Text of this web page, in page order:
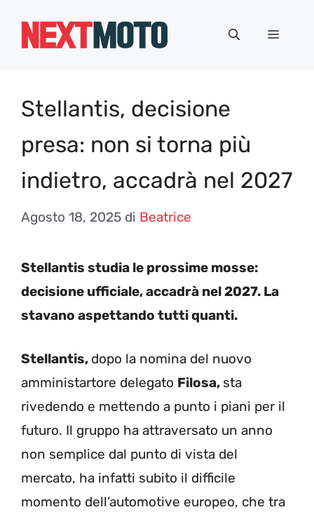
Menu
Stellantis, decisione
presa: non si torna più
indietro, accadrà nel 2027
Agosto 18, 2025 di Beatrice
Stellantis studia le prossime mosse:
decisione ufficiale, accadrà nel 2027. La
stavano aspettando tutti quanti.
Stellantis, dopo la nomina del nuovo
amministartore delegato Filosa, sta
rivedendo e mettendo a punto i piani per il
futuro. Il gruppo ha attraversato un anno
non semplice dal punto di vista del
mercato, ha infatti subito il difficile
momento dell’automotive europeo, che tra